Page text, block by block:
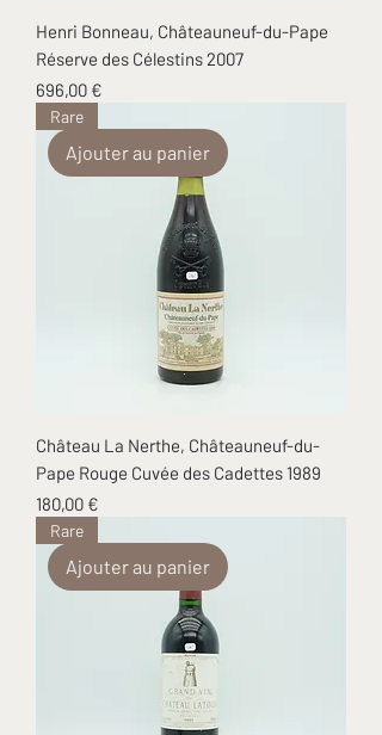
Henri Bonneau, Châteauneuf-du-Pape
Réserve des Célestins 2007
Prix
696,00 €
Ajouter au panier
Rare
Château La Nerthe, Châteauneuf-du-
Pape Rouge Cuvée des Cadettes 1989
Prix
180,00 €
Ajouter au panier
Rare